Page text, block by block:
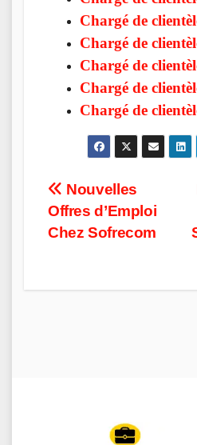
Chargé de
Chargé de
Chargé de
Chargé de
Chargé de
Post
navigation
Nouvelles
Offres d’Emploi
Chez Sofrecom